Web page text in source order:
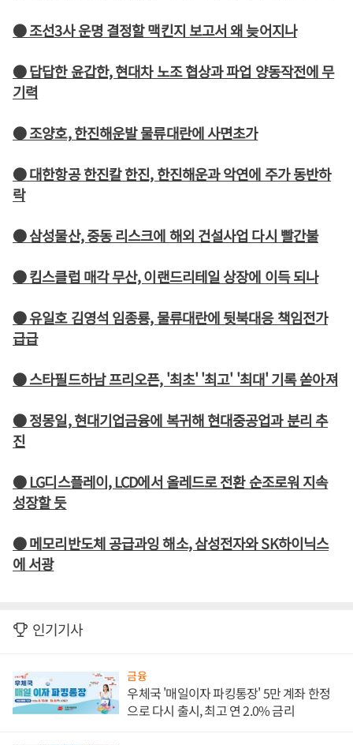
● 조선3사 운명 결정할 맥킨지 보고서 왜 늦어지나
● 답답한 윤갑한, 현대차 노조 협상과 파업 양동작전에 무
기력
● 조양호, 한진해운발 물류대란에 사면초가
● 대한항공 한진칼 한진, 한진해운과 악연에 주가 동반하
락
● 삼성물산, 중동 리스크에 해외 건설사업 다시 빨간불
● 킴스클럽 매각 무산, 이랜드리테일 상장에 이득 되나
● 유일호 김영석 임종룡, 물류대란에 뒷북대응 책임전가
급급
● 스타필드하남 프리오픈, '최초' '최고' '최대' 기록 쏟아져
● 정몽일, 현대기업금융에 복귀해 현대중공업과 분리 추
진
● LG디스플레이, LCD에서 올레드로 전환 순조로워 지속
성장할 듯
● 메모리반도체 공급과잉 해소, 삼성전자와 SK하이닉스
에 서광
인기기사
금융
우체국 '매일이자 파킹통장' 5만 계좌 한정
으로 다시 출시, 최고 연 2.0% 금리